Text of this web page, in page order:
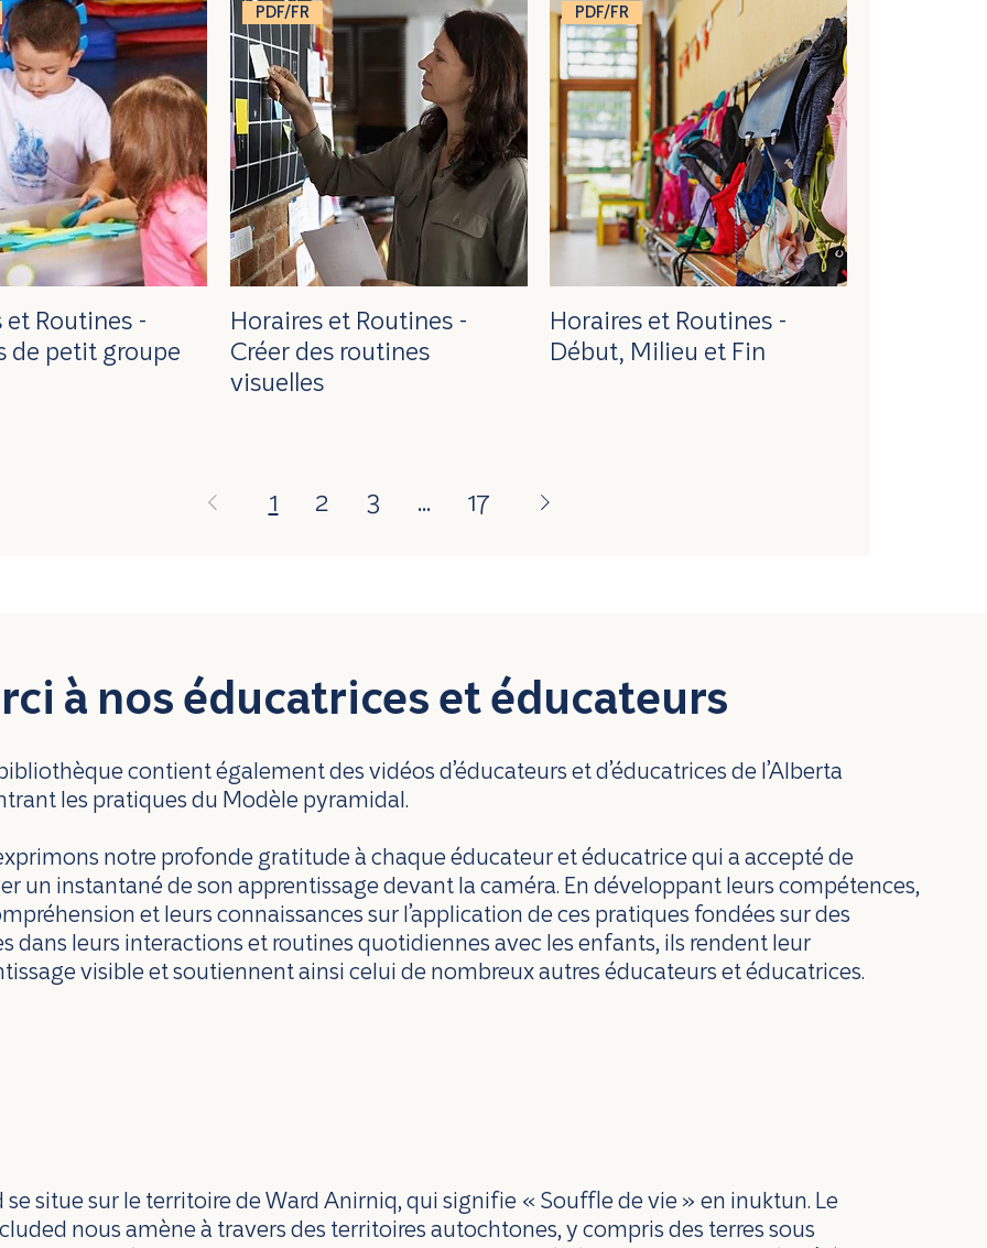
à nos éducatrices et éducateurs
contient également des vidéos d’éducateurs et d’éducatrices de l’Alberta
les pratiques du Modèle pyramidal.
notre profonde gratitude à chaque éducateur et éducatrice qui a accepté de
un instantané de son apprentissage devant la caméra. En développant leurs compétences,
et leurs connaissances sur l’application de ces pratiques fondées sur des
dans leurs interactions et routines quotidiennes avec les enfants, ils rendent leur
visible et soutiennent ainsi celui de nombreux autres éducateurs et éducatrices.
et Routines -
de petit groupe
PDF/FR
Horaires et Routines -
Créer des routines
visuelles
PDF/FR
Horaires et Routines -
Début, Milieu et Fin
1 2 3 ... 17
situe sur le territoire de Ward Anirniq, qui signifie « Souffle de vie » en inuktun. Le
nous amène à travers des territoires autochtones, y compris des terres sous